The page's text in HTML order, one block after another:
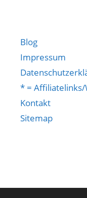
Blog
Impressum
* =
Kontakt
Sitemap